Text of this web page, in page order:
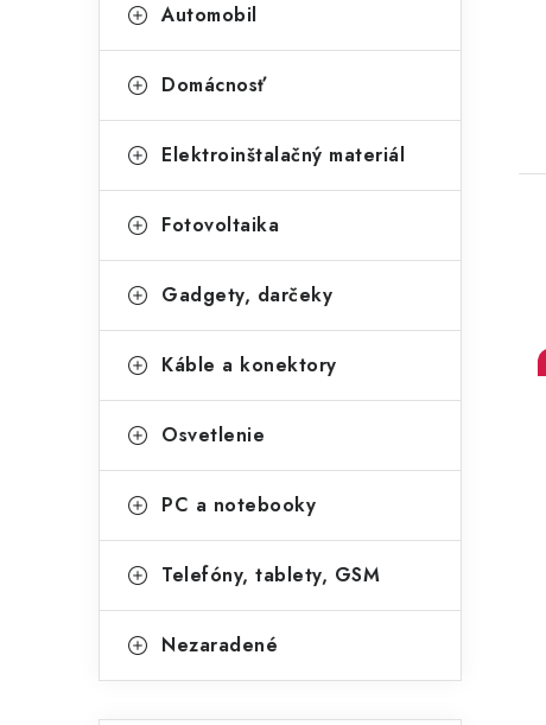
Automobil
Domácnosť
Elektroinštalačný materiál
Fotovoltaika
Gadgety, darčeky
Káble a konektory
Osvetlenie
PC a notebooky
Telefóny, tablety, GSM
Nezaradené